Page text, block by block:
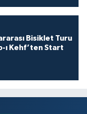
Bisiklet Turu
ı Kehf’ten Start